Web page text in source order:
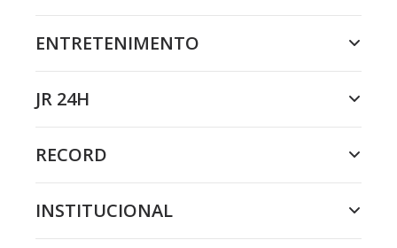
ENTRETENIMENTO
JR 24H
RECORD
INSTITUCIONAL